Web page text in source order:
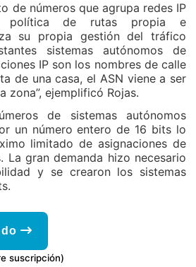
de números que agrupa redes IP
política de rutas propia e
su propia gestión del tráfico
sistemas autónomos de
IP son los nombres de calle
de una casa, el ASN viene a ser
zona”, ejemplificó Rojas.
de sistemas autónomos
un número entero de 16 bits lo
limitado de asignaciones de
La gran demanda hizo necesario
y se crearon los sistemas
suscripción)